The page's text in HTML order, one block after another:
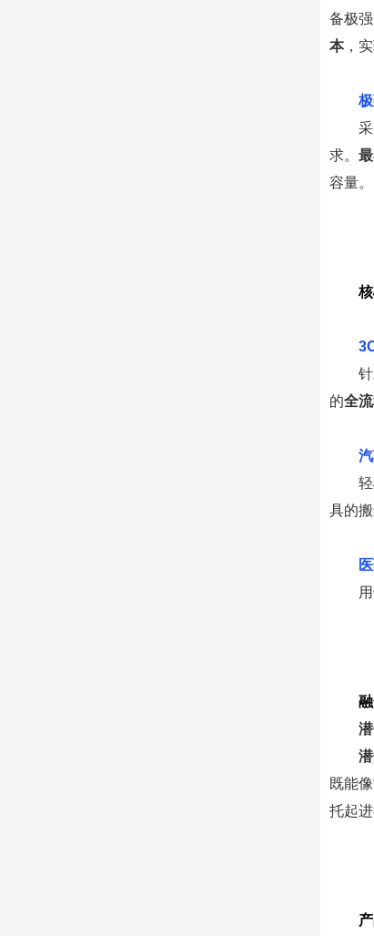
备极
本，
求。
容量。
的全
具的搬
既能
托起